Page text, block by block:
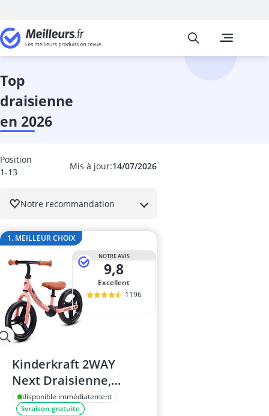
Jeux et Jouets
animal à
Meilleurs
top
draisienne
en 2026
Mis à jour:14/07/2026
Position
1-13
Notre recommandation
1. MEILLEUR CHOIX
NOTRE AVIS
9,8
Excellent
1196
Kinderkraft 2WAY
Next Draisienne,
Métal, Rosa
disponible immédiatement
livraison gratuite